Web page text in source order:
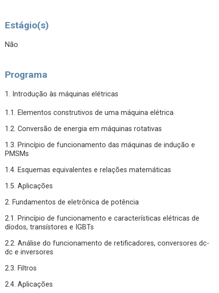
Estágio(s)
Não
Programa
1. Introdução às máquinas elétricas
1.1. Elementos construtivos de uma máquina elétrica
1.2. Conversão de energia em máquinas rotativas
1.3. Princípio de funcionamento das máquinas de indução e
PMSMs
1.4. Esquemas equivalentes e relações matemáticas
1.5. Aplicações
2. Fundamentos de eletrônica de potência
2.1. Princípio de funcionamento e características elétricas de
díodos, transístores e IGBTs
2.2. Análise do funcionamento de retificadores, conversores dc-
dc e inversores
2.3. Filtros
2.4. Aplicações